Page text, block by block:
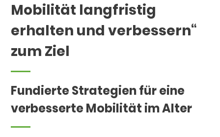
Mobilität langfristig
erhalten und verbessern“
zum Ziel
Fundierte Strategien für eine
verbesserte Mobilität im Alter